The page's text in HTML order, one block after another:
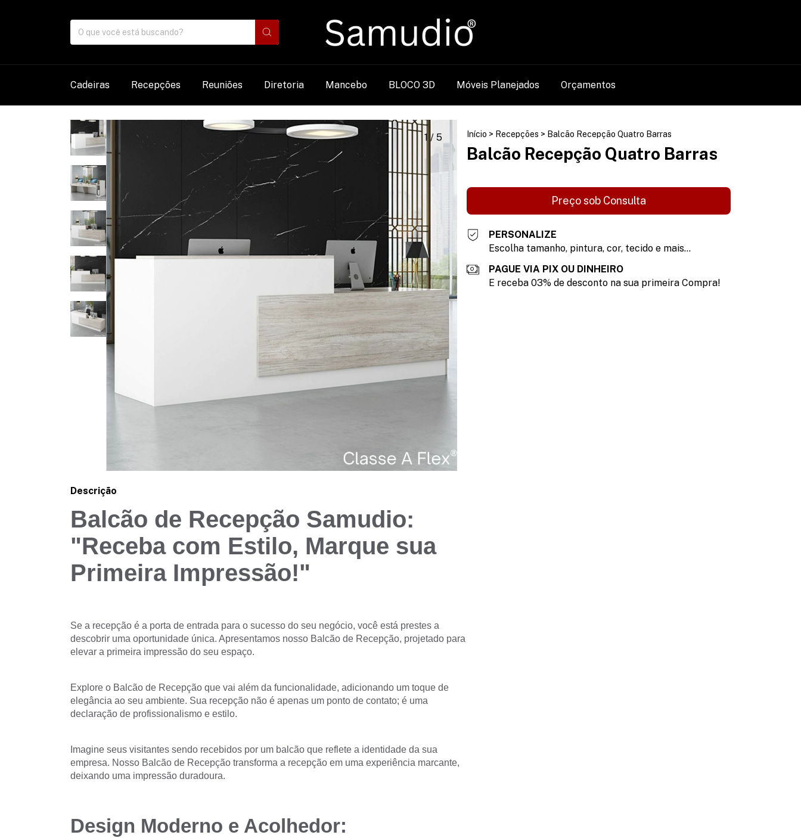
Cadeiras Recepções Reuniões Diretoria Mancebo BLOCO 3D Móveis Planejados Orçamentos
1 / 5 Início > Recepções > Balcão Recepção Quatro Barras
Balcão Recepção Quatro Barras
PERSONALIZE
Escolha tamanho, pintura, cor, tecido e mais...
PAGUE VIA PIX OU DINHEIRO
E receba 03% de desconto na sua primeira Compra!
Descrição
Balcão de Recepção Samudio:
"Receba com Estilo, Marque sua
Primeira Impressão!"
Se a recepção é a porta de entrada para o sucesso do seu negócio, você está prestes a
descobrir uma oportunidade única. Apresentamos nosso Balcão de Recepção, projetado para
elevar a primeira impressão do seu espaço.
Explore o Balcão de Recepção que vai além da funcionalidade, adicionando um toque de
elegância ao seu ambiente. Sua recepção não é apenas um ponto de contato; é uma
declaração de profissionalismo e estilo.
Imagine seus visitantes sendo recebidos por um balcão que reflete a identidade da sua
empresa. Nosso Balcão de Recepção transforma a recepção em uma experiência marcante,
deixando uma impressão duradoura.
Design Moderno e Acolhedor: